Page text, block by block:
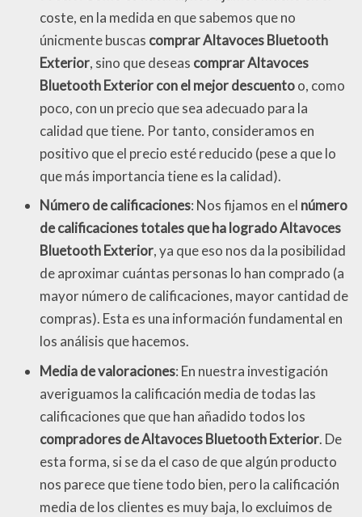
coste, en la medida en que sabemos que no
únicmente buscas comprar Altavoces Bluetooth
Exterior, sino que deseas comprar Altavoces
Bluetooth Exterior con el mejor descuentoo, como
poco, con un precio que sea adecuado para la
calidad que tiene. Por tanto, consideramos en
positivo que el precio esté reducido (pese a que lo
que más importancia tiene es la calidad).
Número de calificaciones: Nos fijamos en el número
de calificaciones totales que ha logrado Altavoces
Bluetooth Exterior, ya que eso nos da la posibilidad
de aproximar cuántas personas lo han comprado (a
mayor número de calificaciones, mayor cantidad de
compras). Esta es una información fundamental en
los análisis que hacemos.
Media de valoraciones: En nuestra investigación
averiguamos la calificación media de todas las
calificaciones que que han añadido todos los
compradores de Altavoces Bluetooth Exterior. De
esta forma, si se da el caso de que algún producto
nos parece que tiene todo bien, pero la calificación
media de los clientes es muy baja, lo excluimos de